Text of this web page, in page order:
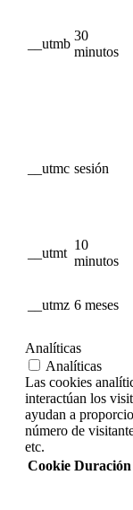
__utmb
30
minutos
__utmc sesión
__utmt
10
minutos
__utmz 6 meses
Analíticas
Analíticas
Las cookies
interactúan los
ayudan a
número de
etc.
Cookie Duración